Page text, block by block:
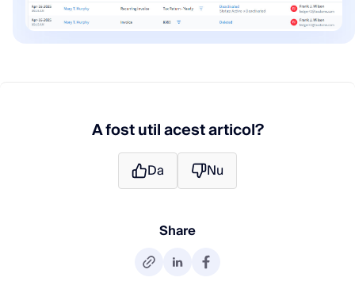
A fost util acest articol?
Da Nu
Share